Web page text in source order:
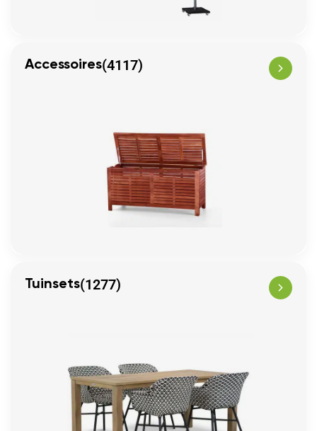
Accessoires(4117)
Tuinsets(1277)